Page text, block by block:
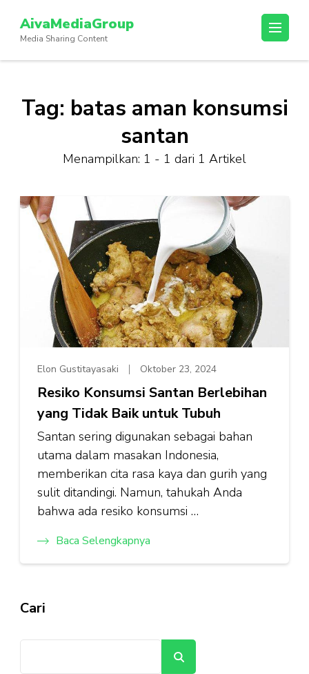
konten
(Tekan
AivaMediaGroup
Media Sharing Content
Tag: batas aman konsumsi
santan
Menampilkan: 1 - 1 dari 1 Artikel
Elon Gustitayasaki Oktober 23, 2024
Resiko Konsumsi Santan Berlebihan
yang Tidak Baik untuk Tubuh
Santan sering digunakan sebagai bahan
utama dalam masakan Indonesia,
memberikan cita rasa kaya dan gurih yang
sulit ditandingi. Namun, tahukah Anda
bahwa ada resiko konsumsi …
Baca Selengkapnya
Cari